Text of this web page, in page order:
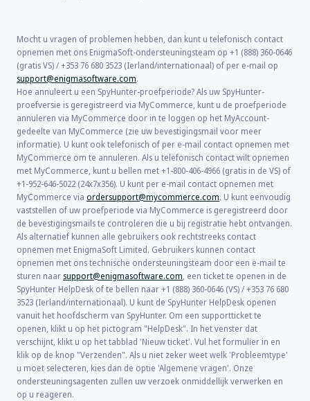
Mocht u vragen of problemen hebben, dan kunt u telefonisch contact
opnemen met ons EnigmaSoft-ondersteuningsteam op +1 (888) 360-0646
(gratis VS) / +353 76 680 3523 (Ierland/internationaal) of per e-mail op
support@enigmasoftware.com.
Hoe annuleert u een SpyHunter-proefperiode? Als uw SpyHunter-
proefversie is geregistreerd via MyCommerce, kunt u de proefperiode
annuleren via MyCommerce door in te loggen op het MyAccount-
gedeelte van MyCommerce (zie uw bevestigingsmail voor meer
informatie). U kunt ook telefonisch of per e-mail contact opnemen met
MyCommerce om te annuleren. Als u telefonisch contact wilt opnemen
met MyCommerce, kunt u bellen met +1-800-406-4966 (gratis in de VS) of
+1-952-646-5022 (24x7x356). U kunt per e-mail contact opnemen met
MyCommerce via ordersupport@mycommerce.com. U kunt eenvoudig
vaststellen of uw proefperiode via MyCommerce is geregistreerd door
de bevestigingsmails te controleren die u bij registratie hebt ontvangen.
Als alternatief kunnen alle gebruikers ook rechtstreeks contact
opnemen met EnigmaSoft Limited. Gebruikers kunnen contact
opnemen met ons technische ondersteuningsteam door een e-mail te
sturen naar support@enigmasoftware.com, een ticket te openen in de
SpyHunter HelpDesk of te bellen naar +1 (888) 360-0646 (VS) / +353 76 680
3523 (Ierland/internationaal). U kunt de SpyHunter HelpDesk openen
vanuit het hoofdscherm van SpyHunter. Om een supportticket te
openen, klikt u op het pictogram "HelpDesk". In het venster dat
verschijnt, klikt u op het tabblad 'Nieuw ticket'. Vul het formulier in en
klik op de knop "Verzenden". Als u niet zeker weet welk 'Probleemtype'
u moet selecteren, kies dan de optie 'Algemene vragen'. Onze
ondersteuningsagenten zullen uw verzoek onmiddellijk verwerken en
op u reageren.